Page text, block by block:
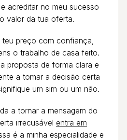
acreditar no meu sucesso
valor da tua oferta.
preço com confiança,
o trabalho de casa feito.
proposta de forma clara e
a tomar a decisão certa
um sim ou um não.
a tornar a mensagem do
irrecusável entra em
é a minha especialidade e